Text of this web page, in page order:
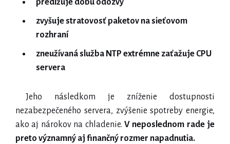
predlžuje dobu odozvy
zvyšuje stratovosť paketov na sieťovom
rozhraní
zneužívaná služba NTP extrémne zaťažuje CPU
servera
Jeho následkom je zníženie dostupnosti
nezabezpečeného servera, zvýšenie spotreby energie,
ako aj nárokov na chladenie. V neposlednom rade je
preto významný aj finančný rozmer napadnutia.